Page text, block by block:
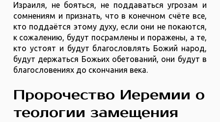
Израиля, не бояться, не поддаваться угрозам и
сомнениям и признать, что в конечном счёте все,
кто поддаётся этому духу, если они не покаются,
к сожалению, будут посрамлены и поражены, а те,
кто устоят и будут благословлять Божий народ,
будут держаться Божьих обетований, они будут в
благословениях до скончания века.
Пророчество Иеремии о
теологии замещения